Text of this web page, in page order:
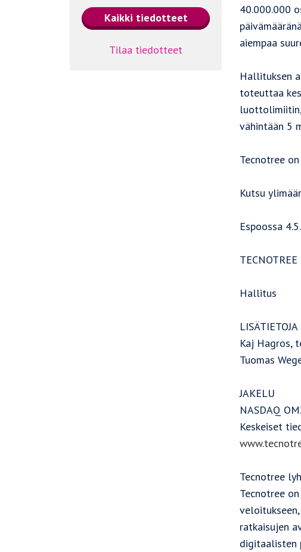
Tilaa tiedotteet
40.000.000
aiempaa
Hallituksen
toteuttaa
vähintään 5
Tecnotree
Kutsu
Espoossa
TECNOTREE
Hallitus
LISÄTIETOJA
Kaj Hagros,
Tuomas
JAKELU
NASDAQ
Keskeiset
Tecnotree
Tecnotree
ratkaisujen
digitaalisten